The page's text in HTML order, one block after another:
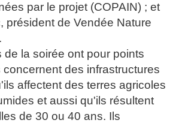
par le projet (COPAIN) ; et
président de Vendée Nature
de la soirée ont pour points
des infrastructures
affectent des terres agricoles
et aussi qu'ils résultent
de 30 ou 40 ans. Ils